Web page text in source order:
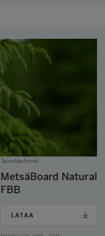
Taivekartonki
MetsäBoard Natural
FBB
LATAA